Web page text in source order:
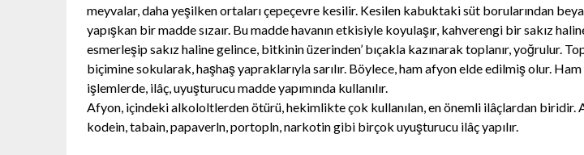
meyvalar, daha yeşilken ortaları çepeçevre kesilir. Kesilen kabuktaki süt borularından
yapışkan bir madde sızaır. Bu madde havanın etkisiyle koyulaşır, kahverengi bir sakız
esmerleşip sakız haline gelince, bitkinin üzerinden’ bıçakla kazınarak toplanır, yoğrulur.
biçimine sokularak, haşhaş yapraklarıyla sarılır. Böylece, ham afyon elde edilmiş olur.
işlemlerde, ilâç, uyuşturucu madde yapımında kullanılır.
Afyon, içindeki alkololtlerden ötürü, hekimlikte çok kullanılan, en önemli ilâçlardan biridir.
kodein, tabain, papaverln, portopln, narkotin gibi birçok uyuşturucu ilâç yapılır.